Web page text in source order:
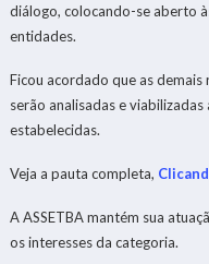
diálogo, colocando-se aberto
entidades.
Ficou acordado que as demais
serão analisadas e
estabelecidas.
Veja a pauta completa,
A ASSETBA mantém sua
os interesses da categoria.